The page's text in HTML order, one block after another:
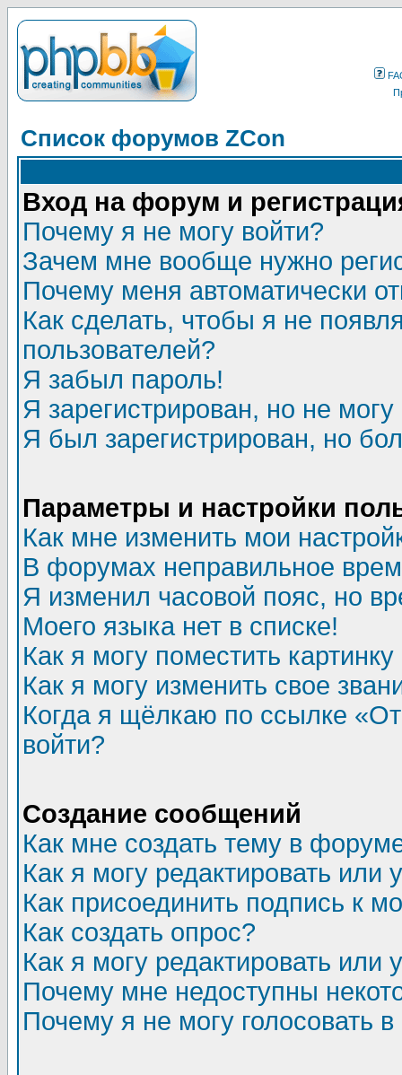
Список форумов ZCon
Вход на форум и
Почему я не могу войти?
Зачем мне вообще нужно
Почему меня автоматически
Как сделать, чтобы я не
пользователей?
Я забыл пароль!
Я зарегистрирован, но не могу
Я был зарегистрирован, но
Параметры и настройки
Как мне изменить мои
В форумах неправильное
Я изменил часовой пояс, но
Моего языка нет в списке!
Как я могу поместить
Как я могу изменить свое
Когда я щёлкаю по ссылке
войти?
Создание сообщений
Как мне создать тему в
Как я могу редактировать или
Как присоединить подпись к
Как создать опрос?
Как я могу редактировать или
Почему мне недоступны
Почему я не могу голосовать